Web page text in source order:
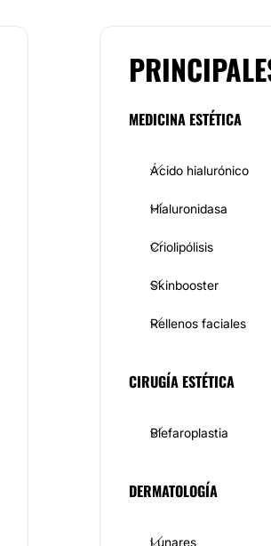
MEDICINA ESTÉTICA
Ácido hialurónico
Hialuronidasa
Criolipólisis
Skinbooster
Rellenos faciales
CIRUGÍA ESTÉTICA
Blefaroplastia
DERMATOLOGÍA
Lunares